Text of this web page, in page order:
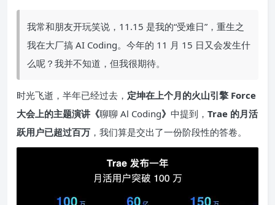
我常和朋友开玩笑说，11.15 是我的“受难日”，重生之
我在大厂搞 AI Coding。今年的 11 月 15 日又会发生什
么呢？我并不知道，但我很期待。
时光飞逝，半年已经过去， 定坤在上个月的火山引擎 Force
大会上的主题演讲《聊聊 Al Coding》 中提到， Trae 的月活
跃用户已超过百万 ，我们算是交出了一份阶段性的答卷。